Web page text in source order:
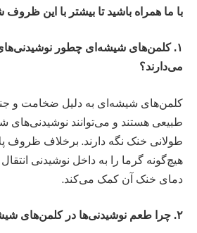
با ما همراه باشید تا بیشتر با این
۱. کلمن‌های شیشه‌ای چطور
می‌دارند؟
کلمن‌های شیشه‌ای به دلیل ضخامت و
طبیعی هستند و می‌توانند نوشیدنی‌های
طولانی خنک نگه دارند. برخلاف ظروف
هیچ‌گونه گرما را به داخل نوشیدنی
دمای خنک آن کمک می‌کند.
۲. چرا طعم نوشیدنی‌ها در کلمن‌های شیشه‌ای بهتر است؟